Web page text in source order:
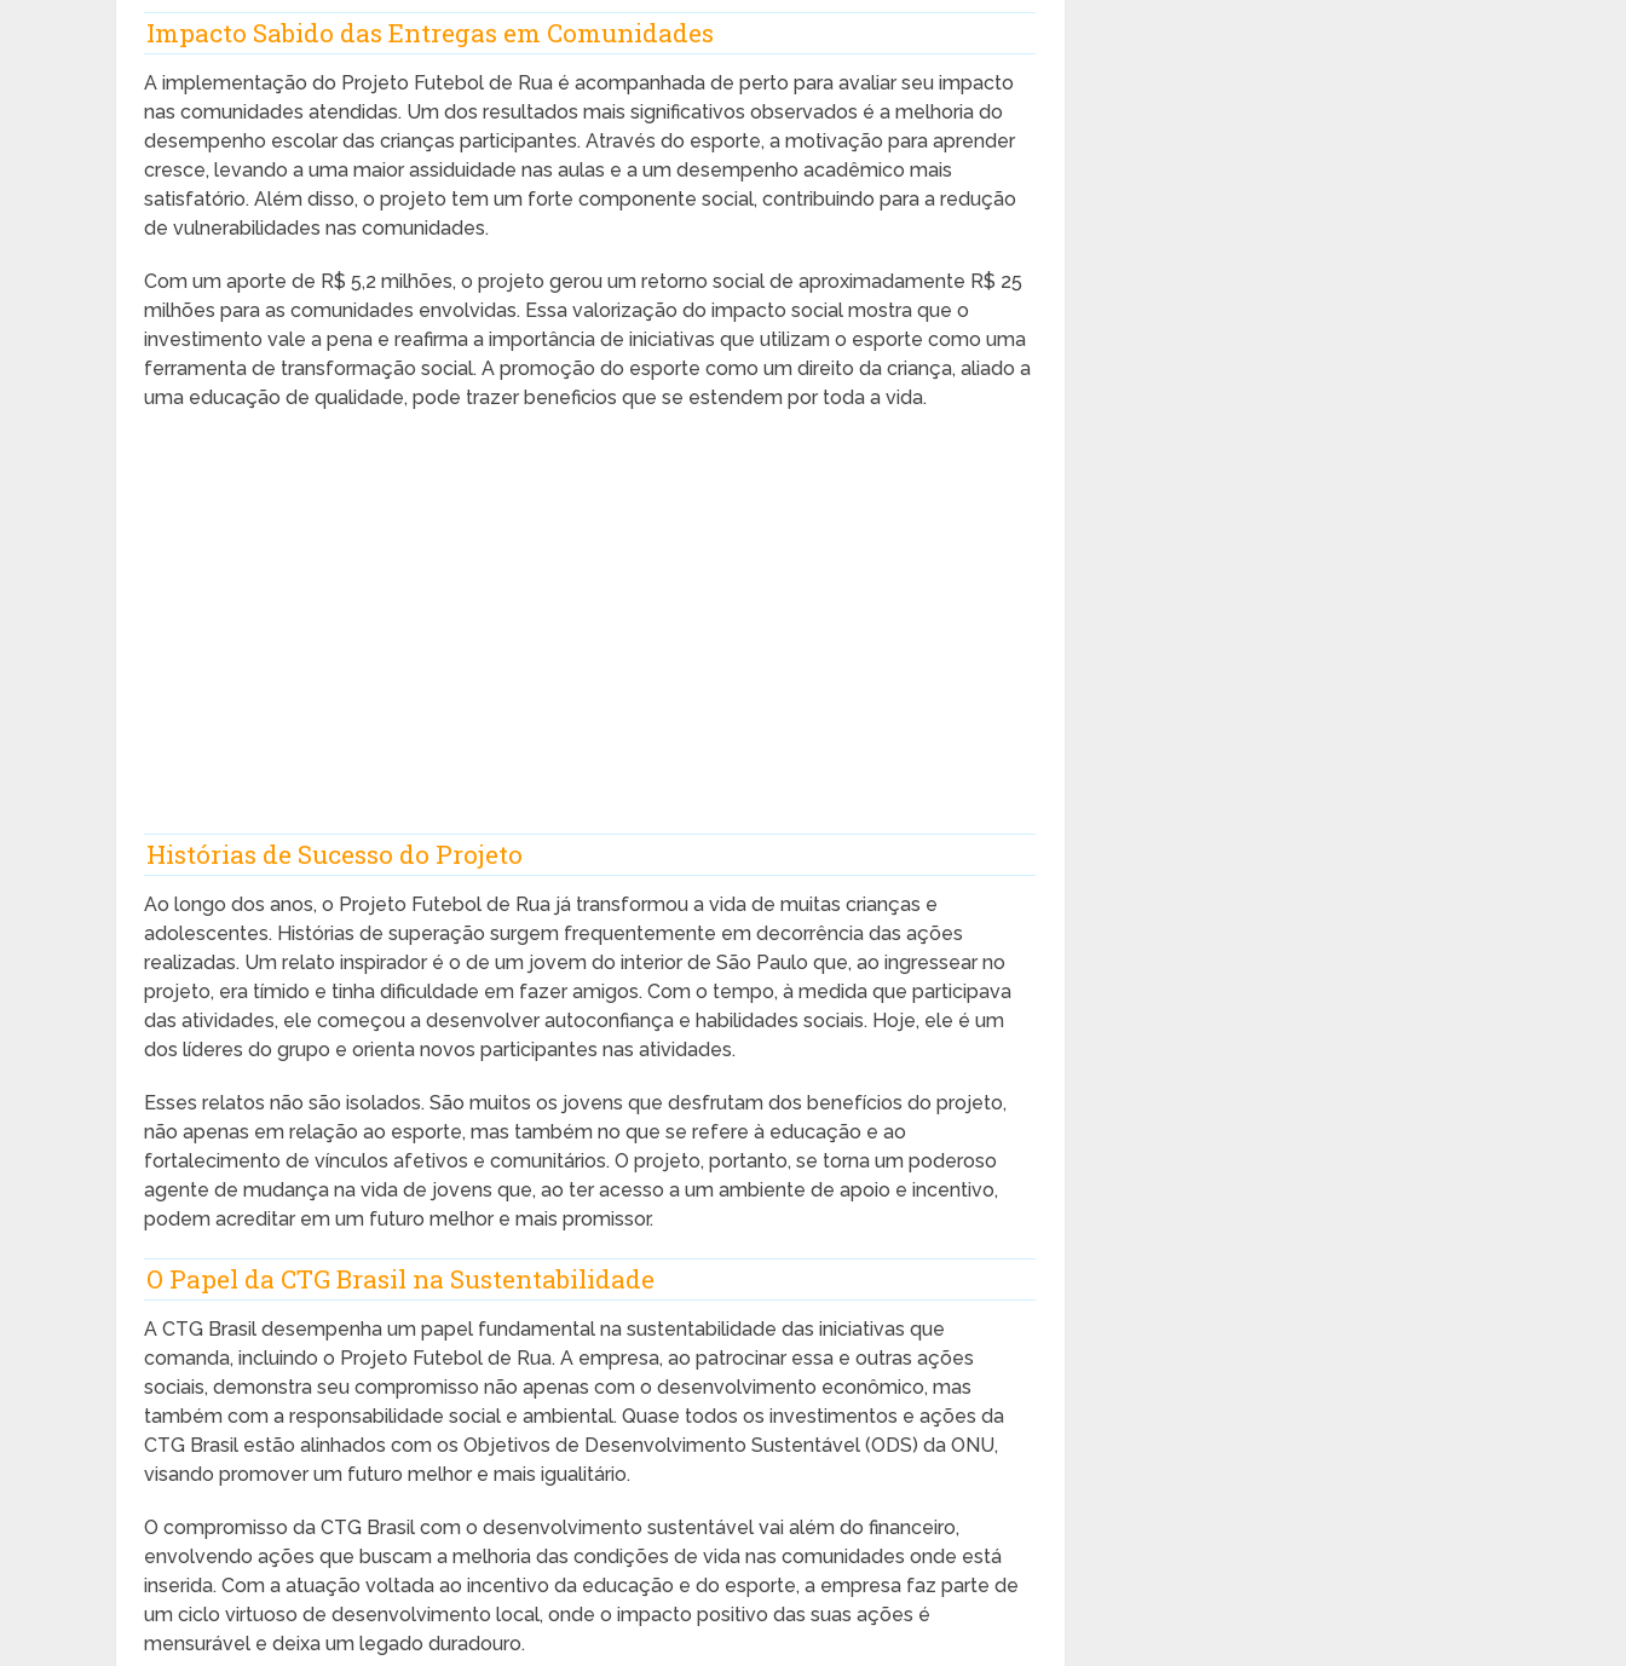
Impacto Sabido das Entregas em Comunidades
A implementação do Projeto Futebol de Rua é acompanhada de perto para avaliar seu impacto
nas comunidades atendidas. Um dos resultados mais significativos observados é a melhoria do
desempenho escolar das crianças participantes. Através do esporte, a motivação para aprender
cresce, levando a uma maior assiduidade nas aulas e a um desempenho acadêmico mais
satisfatório. Além disso, o projeto tem um forte componente social, contribuindo para a redução
de vulnerabilidades nas comunidades.
Com um aporte de R$ 5,2 milhões, o projeto gerou um retorno social de aproximadamente R$ 25
milhões para as comunidades envolvidas. Essa valorização do impacto social mostra que o
investimento vale a pena e reafirma a importância de iniciativas que utilizam o esporte como uma
ferramenta de transformação social. A promoção do esporte como um direito da criança, aliado a
uma educação de qualidade, pode trazer beneficios que se estendem por toda a vida.
Histórias de Sucesso do Projeto
Ao longo dos anos, o Projeto Futebol de Rua já transformou a vida de muitas crianças e
adolescentes. Histórias de superação surgem frequentemente em decorrência das ações
realizadas. Um relato inspirador é o de um jovem do interior de São Paulo que, ao ingressear no
projeto, era tímido e tinha dificuldade em fazer amigos. Com o tempo, à medida que participava
das atividades, ele começou a desenvolver autoconfiança e habilidades sociais. Hoje, ele é um
dos líderes do grupo e orienta novos participantes nas atividades.
Esses relatos não são isolados. São muitos os jovens que desfrutam dos benefícios do projeto,
não apenas em relação ao esporte, mas também no que se refere à educação e ao
fortalecimento de vínculos afetivos e comunitários. O projeto, portanto, se torna um poderoso
agente de mudança na vida de jovens que, ao ter acesso a um ambiente de apoio e incentivo,
podem acreditar em um futuro melhor e mais promissor.
O Papel da CTG Brasil na Sustentabilidade
A CTG Brasil desempenha um papel fundamental na sustentabilidade das iniciativas que
comanda, incluindo o Projeto Futebol de Rua. A empresa, ao patrocinar essa e outras ações
sociais, demonstra seu compromisso não apenas com o desenvolvimento econômico, mas
também com a responsabilidade social e ambiental. Quase todos os investimentos e ações da
CTG Brasil estão alinhados com os Objetivos de Desenvolvimento Sustentável (ODS) da ONU,
visando promover um futuro melhor e mais igualitário.
O compromisso da CTG Brasil com o desenvolvimento sustentável vai além do financeiro,
envolvendo ações que buscam a melhoria das condições de vida nas comunidades onde está
inserida. Com a atuação voltada ao incentivo da educação e do esporte, a empresa faz parte de
um ciclo virtuoso de desenvolvimento local, onde o impacto positivo das suas ações é
mensurável e deixa um legado duradouro.